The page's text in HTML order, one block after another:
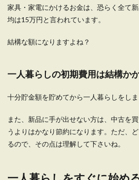
生活費を節約する裏
もっと早くに知りたか
裏技をご...
用。コスパ重視の
一人暮らしで食費を節
物代です...
まる貯金方法アイ
家具・家電にかけるお金は、恐らく全て
均は15万円と言われています。
結構な額になりますよね？
一人暮らしの初期費用は結構か
十分貯金額を貯めてから一人暮らしをしま
また、新品に手が出せない方は、中古を
うよりはかなり節約になります。ただ、
るので、その点は理解して下さいね。